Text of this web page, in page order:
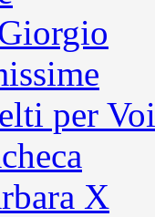
per Voi
X